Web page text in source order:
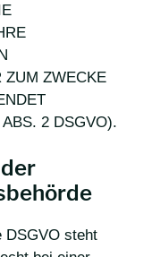
ZUM ZWECKE
2 DSGVO).
DSGVO steht